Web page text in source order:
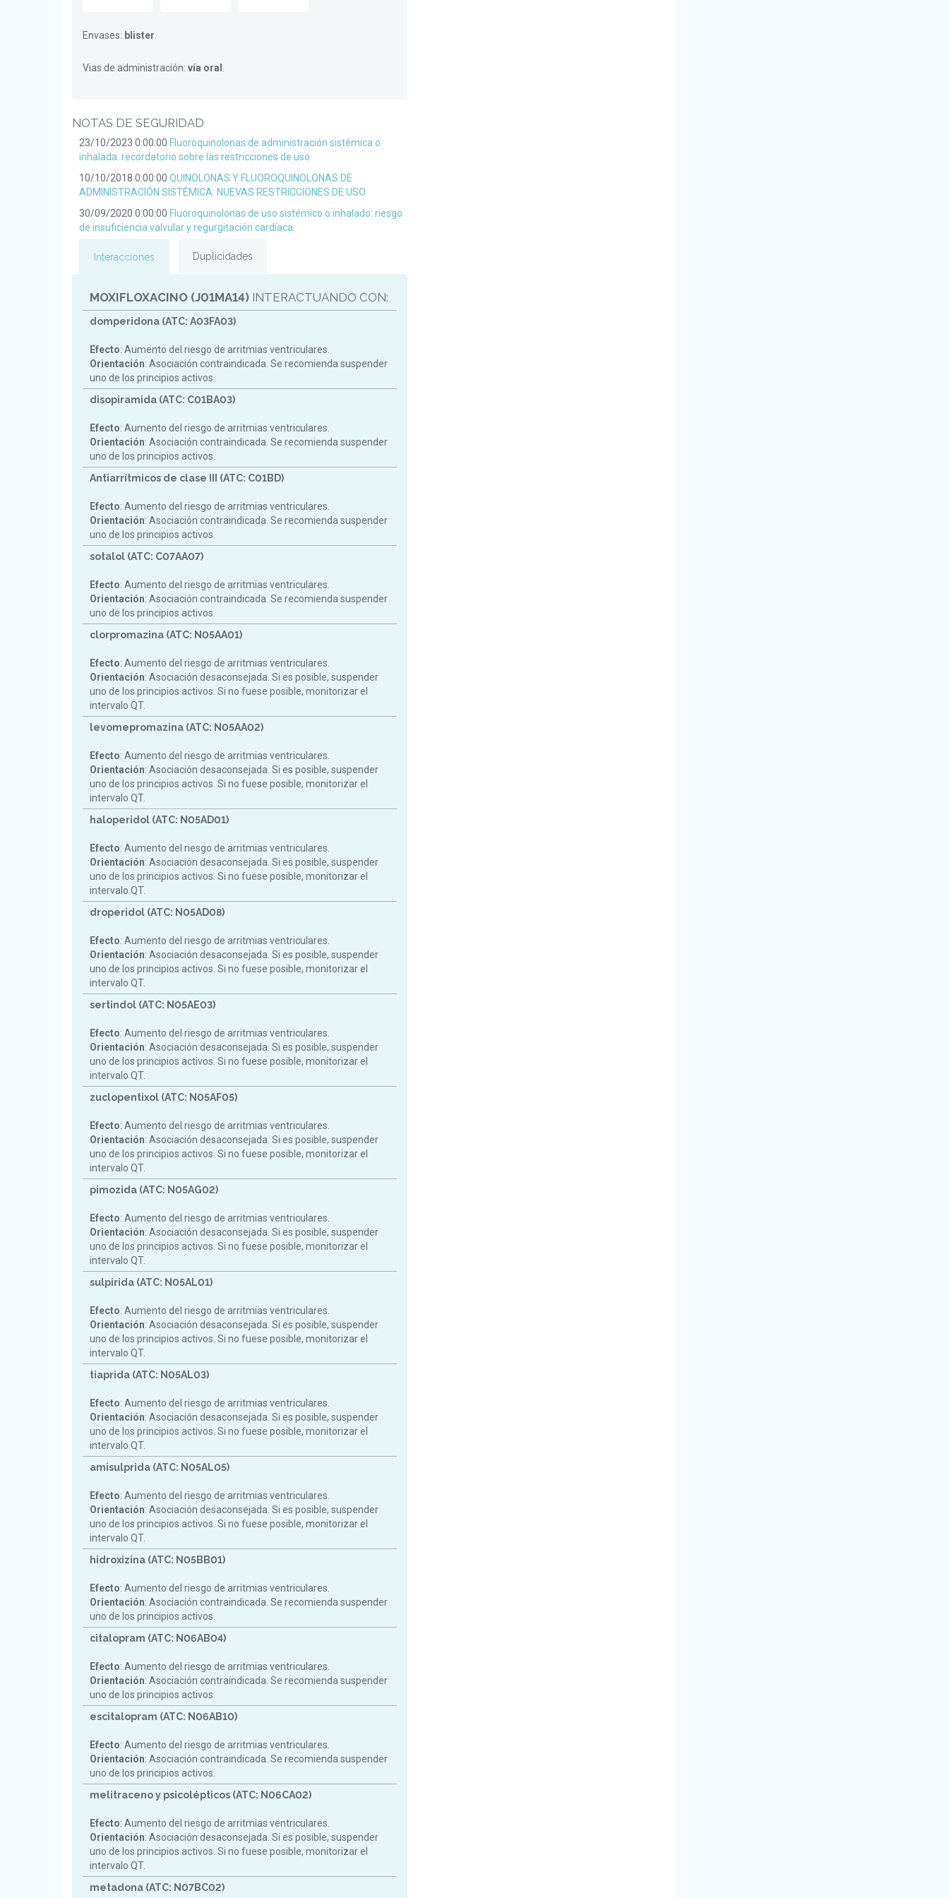
Envases: blister
Vias de administración: vía oral
NOTAS DE SEGURIDAD
23/10/2023 0:00:00 Fluoroquinolonas de administración sistémica o
inhalada: recordatorio sobre las restricciones de uso
10/10/2018 0:00:00 QUINOLONAS Y FLUOROQUINOLONAS DE
ADMINISTRACIÓN SISTÉMICA: NUEVAS RESTRICCIONES DE USO
30/09/2020 0:00:00 Fluoroquinolonas de uso sistémico o inhalado: riesgo
de insuficiencia valvular y regurgitación cardíaca
Interacciones Duplicidades
MOXIFLOXACINO (J01MA14) INTERACTUANDO CON:
domperidona (ATC: A03FA03)
Efecto: Aumento del riesgo de arritmias ventriculares.
Orientación: Asociación contraindicada. Se recomienda suspender
uno de los principios activos.
disopiramida (ATC: C01BA03)
Efecto: Aumento del riesgo de arritmias ventriculares.
Orientación: Asociación contraindicada. Se recomienda suspender
uno de los principios activos.
Antiarrítmicos de clase III (ATC: C01BD)
Efecto: Aumento del riesgo de arritmias ventriculares.
Orientación: Asociación contraindicada. Se recomienda suspender
uno de los principios activos.
sotalol (ATC: C07AA07)
Efecto: Aumento del riesgo de arritmias ventriculares.
Orientación: Asociación contraindicada. Se recomienda suspender
uno de los principios activos.
clorpromazina (ATC: N05AA01)
Efecto: Aumento del riesgo de arritmias ventriculares.
Orientación: Asociación desaconsejada. Si es posible, suspender
uno de los principios activos. Si no fuese posible, monitorizar el
intervalo QT.
levomepromazina (ATC: N05AA02)
Efecto: Aumento del riesgo de arritmias ventriculares.
Orientación: Asociación desaconsejada. Si es posible, suspender
uno de los principios activos. Si no fuese posible, monitorizar el
intervalo QT.
haloperidol (ATC: N05AD01)
Efecto: Aumento del riesgo de arritmias ventriculares.
Orientación: Asociación desaconsejada. Si es posible, suspender
uno de los principios activos. Si no fuese posible, monitorizar el
intervalo QT.
droperidol (ATC: N05AD08)
Efecto: Aumento del riesgo de arritmias ventriculares.
Orientación: Asociación desaconsejada. Si es posible, suspender
uno de los principios activos. Si no fuese posible, monitorizar el
intervalo QT.
sertindol (ATC: N05AE03)
Efecto: Aumento del riesgo de arritmias ventriculares.
Orientación: Asociación desaconsejada. Si es posible, suspender
uno de los principios activos. Si no fuese posible, monitorizar el
intervalo QT.
zuclopentixol (ATC: N05AF05)
Efecto: Aumento del riesgo de arritmias ventriculares.
Orientación: Asociación desaconsejada. Si es posible, suspender
uno de los principios activos. Si no fuese posible, monitorizar el
intervalo QT.
pimozida (ATC: N05AG02)
Efecto: Aumento del riesgo de arritmias ventriculares.
Orientación: Asociación desaconsejada. Si es posible, suspender
uno de los principios activos. Si no fuese posible, monitorizar el
intervalo QT.
sulpirida (ATC: N05AL01)
Efecto: Aumento del riesgo de arritmias ventriculares.
Orientación: Asociación desaconsejada. Si es posible, suspender
uno de los principios activos. Si no fuese posible, monitorizar el
intervalo QT.
tiaprida (ATC: N05AL03)
Efecto: Aumento del riesgo de arritmias ventriculares.
Orientación: Asociación desaconsejada. Si es posible, suspender
uno de los principios activos. Si no fuese posible, monitorizar el
intervalo QT.
amisulprida (ATC: N05AL05)
Efecto: Aumento del riesgo de arritmias ventriculares.
Orientación: Asociación desaconsejada. Si es posible, suspender
uno de los principios activos. Si no fuese posible, monitorizar el
intervalo QT.
hidroxizina (ATC: N05BB01)
Efecto: Aumento del riesgo de arritmias ventriculares.
Orientación: Asociación contraindicada. Se recomienda suspender
uno de los principios activos.
citalopram (ATC: N06AB04)
Efecto: Aumento del riesgo de arritmias ventriculares.
Orientación: Asociación contraindicada. Se recomienda suspender
uno de los principios activos.
escitalopram (ATC: N06AB10)
Efecto: Aumento del riesgo de arritmias ventriculares.
Orientación: Asociación contraindicada. Se recomienda suspender
uno de los principios activos.
melitraceno y psicolépticos (ATC: N06CA02)
Efecto: Aumento del riesgo de arritmias ventriculares.
Orientación: Asociación desaconsejada. Si es posible, suspender
uno de los principios activos. Si no fuese posible, monitorizar el
intervalo QT.
metadona (ATC: N07BC02)